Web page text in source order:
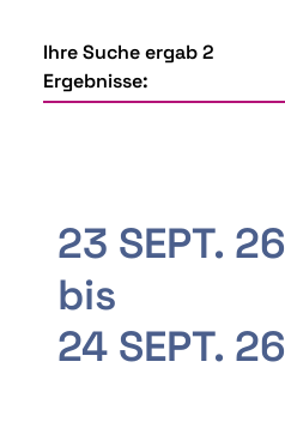
Ihre Suche ergab 2
Ergebnisse:
23 SEPT. 26
bis
24 SEPT. 26